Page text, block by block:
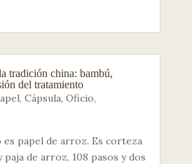
tradición china: bambú,
del tratamiento
, Cápsula, Oficio,
es papel de arroz. Es corteza
paja de arroz, 108 pasos y dos